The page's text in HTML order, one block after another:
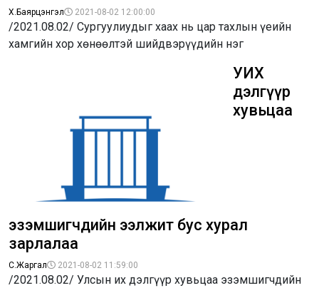
Х.Баярцэнгэл 2021-08-02 12:00:00
/2021.08.02/ Сургуулиудыг хаах нь цар тахлын үеийн
хамгийн хор хөнөөлтэй шийдвэрүүдийн нэг
УИХ
дэлгүүр
хувьцаа
эзэмшигчдийн ээлжит бус хурал
зарлалаа
С.Жаргал 2021-08-02 11:59:00
/2021.08.02/ Улсын их дэлгүүр хувьцаа эзэмшигчдийн